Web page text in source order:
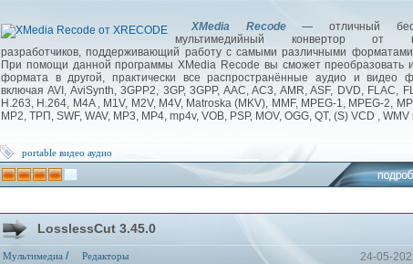
XMedia Recode— отличный
мультимедийный конвертор от
разработчиков, поддерживающий работу с самыми различными
При помощи данной программы XMedia Recode вы сможет преобразовать
формата в другой, практически все распространённые аудио и видео
включая AVI, AviSynth, 3GPP2, 3GP, 3GPP, AAC, AC3, AMR, ASF, DVD, FLAC,
H.263, H.264, M4A , M1V, M2V, M4V, Matroska (MKV), MMF, MPEG-1, MPEG-2,
MP2, ТРП, SWF, WAV, MP3, MP4, mp4v, VOB, PSP, MOV, OGG, QT, (S) VCD , WMV
portable видео аудио
LosslessCut 3.45.0
Мультимедиа / Редакторы 24-05-